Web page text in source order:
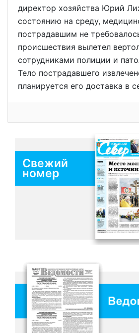
директор хозяйства Юрий
состоянию на среду,
пострадавшим не
происшествия вылетел
сотрудниками полиции и
Тело пострадавшего
планируется его доставка в
Свежий
номер